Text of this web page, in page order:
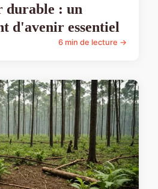
: un
d'avenir essentiel
6 min de lecture →